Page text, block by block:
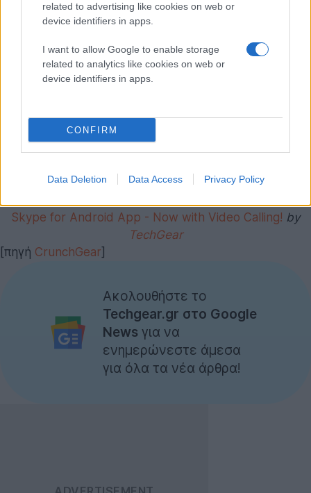
related to advertising like cookies on web or
device identifiers in apps.
I want to allow Google to enable storage
related to analytics like cookies on web or
device identifiers in apps.
CONFIRM
Data Deletion Data Access Privacy Policy
by
TechGear
[πηγή CrunchGear]
Ακολουθήστε το
Techgear.gr στο Google
News για να
ενημερώνεστε άμεσα
για όλα τα νέα άρθρα!